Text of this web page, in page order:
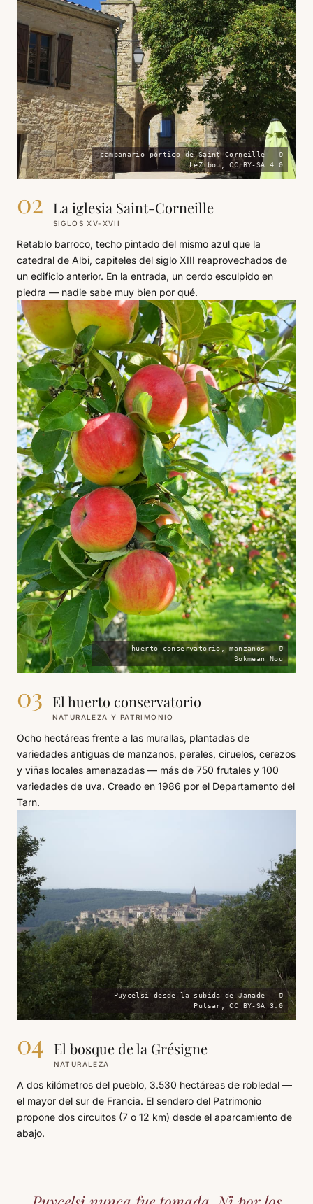
campanario-pórtico de Saint-Corneille — ©
LeZibou, CC BY-SA 4.0
02
SIGLOS XV-XVII
La iglesia Saint-Corneille
Retablo barroco, techo pintado del mismo azul que la
catedral de Albi, capiteles del siglo XIII reaprovechados de
un edificio anterior. En la entrada, un cerdo esculpido en
piedra — nadie sabe muy bien por qué.
huerto conservatorio, manzanos — ©
Sokmean Nou
03
NATURALEZA Y PATRIMONIO
El huerto conservatorio
Ocho hectáreas frente a las murallas, plantadas de
variedades antiguas de manzanos, perales, ciruelos, cerezos
y viñas locales amenazadas — más de 750 frutales y 100
variedades de uva. Creado en 1986 por el Departamento del
Tarn.
Puycelsi desde la subida de Janade — ©
Pulsar, CC BY-SA 3.0
04
NATURALEZA
El bosque de la Grésigne
A dos kilómetros del pueblo, 3.530 hectáreas de robledal —
el mayor del sur de Francia. El sendero del Patrimonio
propone dos circuitos (7 o 12 km) desde el aparcamiento de
abajo.